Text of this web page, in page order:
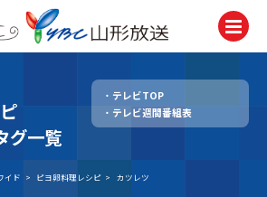
グ一覧
テレビTOP
テレビ週間番組表
イド > ピヨ卵料理レシピ > カツレツ